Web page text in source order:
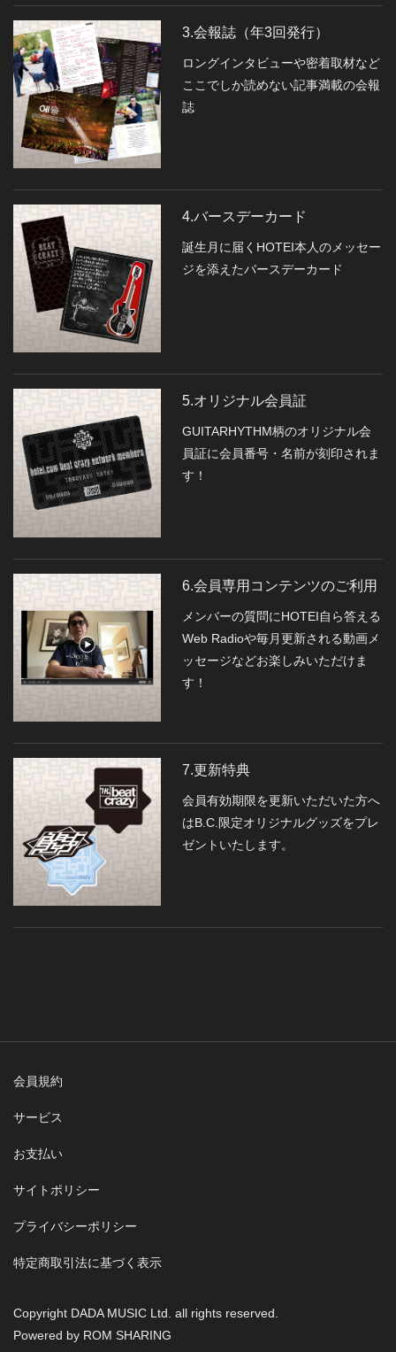
3.会報誌（年3回発行）
ロングインタビューや密着取材など
ここでしか読めない記事満載の会報
誌
4.バースデーカード
誕生月に届くHOTEI本人のメッセー
ジを添えたバースデーカード
5.オリジナル会員証
GUITARHYTHM柄のオリジナル会
員証に会員番号・名前が刻印されま
す！
6.会員専用コンテンツのご利用
メンバーの質問にHOTEI自ら答える
Web Radioや毎月更新される動画メ
ッセージなどお楽しみいただけま
す！
7.更新特典
会員有効期限を更新いただいた方へ
はB.C.限定オリジナルグッズをプレ
ゼントいたします。
会員規約
サービス
お支払い
サイトポリシー
プライバシーポリシー
特定商取引法に基づく表示
Copyright DADA MUSIC Ltd. all rights reserved.
Powered by ROM SHARING